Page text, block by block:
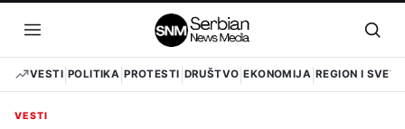
sadržaj
Otvori
meni
VESTI POLITIKA PROTESTI DRUŠTVO EKONOMIJA REGION I SVET
VESTI